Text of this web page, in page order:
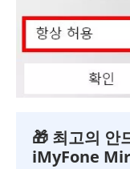
🎁 최고의 안
iMyFone